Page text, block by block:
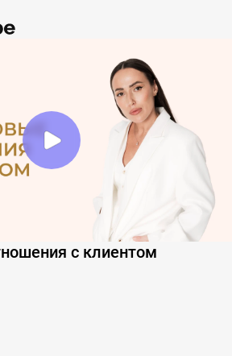
с клиентом